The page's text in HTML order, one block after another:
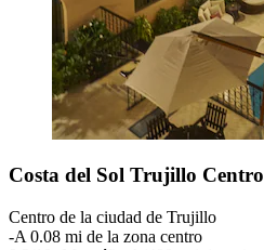
Costa del Sol Trujillo Centro
Centro de la ciudad de Trujillo
‐A 0.08 mi de la zona centro